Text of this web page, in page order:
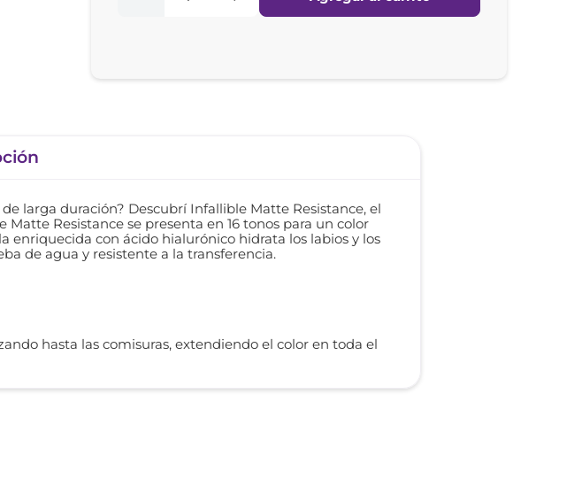
larga duración? Descubrí Infallible Matte Resistance, el
Resistance se presenta en 16 tonos para un color
enriquecida con ácido hialurónico hidrata los labios y los
de agua y resistente a la transferencia.
hasta las comisuras, extendiendo el color en toda el